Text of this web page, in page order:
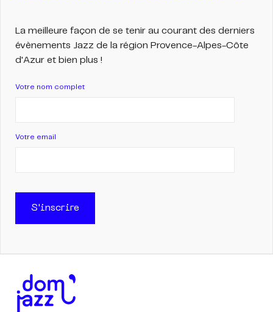
La meilleure façon de se tenir au courant des derniers
évènements Jazz de la région Provence-Alpes-Côte
d'Azur et bien plus !
Votre nom complet
Votre email
S'inscrire